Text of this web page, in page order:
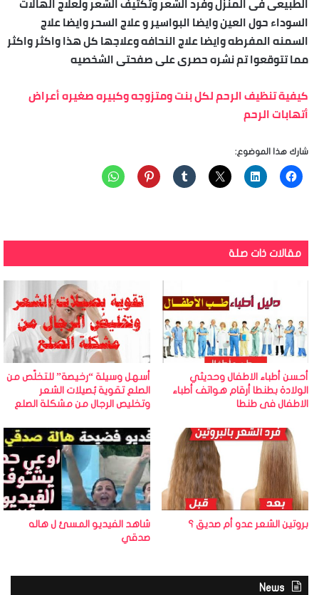
السوداء حول العين وايضا البواسير و علاج السحر وايضا علاج
السمنه المفرطه وايضا علاج النحافه وعلاجها كل هذا واكثر واكثر
مما تتوقعوا تم نشره حصرى على صفحتى الشخصيه
كيفية تنظيف الرحم لكل بنت ومتزوجه وكبيره صغيره أعراض
أتهابات الرحم
شارك هذا الموضوع:
مقالات ذات صلة
أحسن أطباء الاطفال وحديثي
الولادة بطنطا أرقام هواتف أطباء
الاطفال فى طنطا
أسهل وسيلة “رخيصة” للتخلّص من
الصلع تقوية بُصيلات الشعر
وتخليص الرجال من مشكلة الصلع
بروتين الشعر عدو أم صديق ؟
شاهد الفيديو المسئ ل هاله
صدقي
News